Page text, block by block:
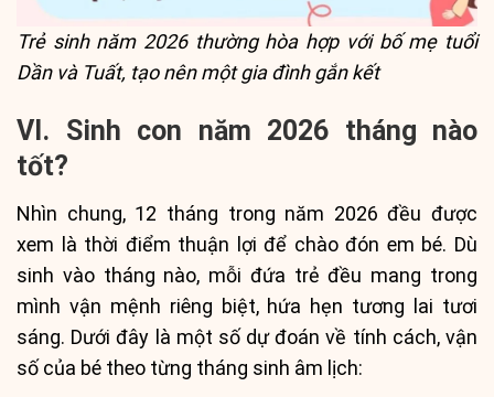
Trẻ sinh năm 2026 thường hòa hợp với bố mẹ tuổi
Dần và Tuất, tạo nên một gia đình gắn kết
VI. Sinh con năm 2026 tháng nào
tốt?
Nhìn chung, 12 tháng trong năm 2026 đều được
xem là thời điểm thuận lợi để chào đón em bé. Dù
sinh vào tháng nào, mỗi đứa trẻ đều mang trong
mình vận mệnh riêng biệt, hứa hẹn tương lai tươi
sáng. Dưới đây là một số dự đoán về tính cách, vận
số của bé theo từng tháng sinh âm lịch: